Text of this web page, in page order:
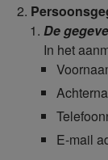
De
In het
E-mail